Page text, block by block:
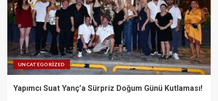
UNCATEGORIZED
Yapımcı Suat Yanç’a Sürpriz Doğum Günü Kutlaması!